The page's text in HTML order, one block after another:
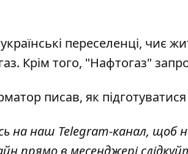
переселенці, чиє
Крім того, "Нафтогаз"
писав, як
на наш Telegram-канал, щоб